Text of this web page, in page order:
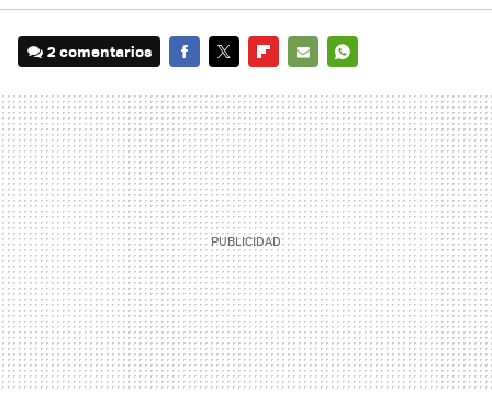
2 comentarios
MAIL